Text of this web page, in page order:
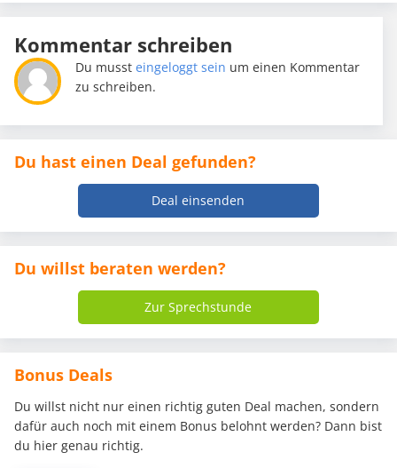
Kommentar schreiben
Du mussteingeloggt sein um einen Kommentar
zu schreiben.
Du hast einen Deal gefunden?
Deal einsenden
Du willst beraten werden?
Zur Sprechstunde
Bonus Deals
Du willst nicht nur einen richtig guten Deal machen, sondern
dafür auch noch mit einem Bonus belohnt werden? Dann bist
du hier genau richtig.